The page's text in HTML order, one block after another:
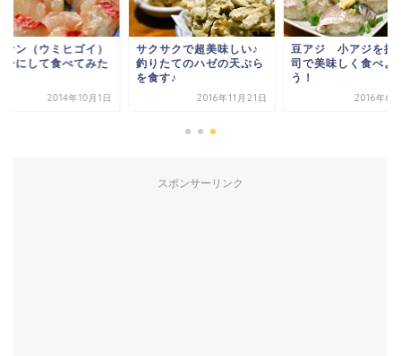
サン（ウミヒゴイ）
身にして食べてみた
2014年10月1日
サクサクで超美味しい♪
釣りたてのハゼの天ぷら
を食す♪
2016年11月21日
豆アジ 小アジを握
司で美味しく食べよ
う！
2016年6
スポンサーリンク